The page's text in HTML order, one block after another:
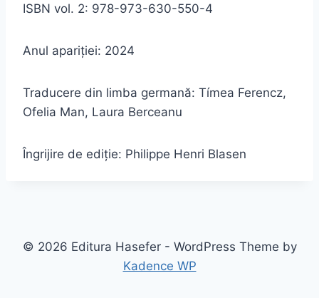
ISBN vol. 2: 978-973-630-550-4
Anul apariției: 2024
Traducere din limba germană: Tímea Ferencz,
Ofelia Man, Laura Berceanu
Îngrijire de ediție: Philippe Henri Blasen
© 2026 Editura Hasefer - WordPress Theme by
Kadence WP